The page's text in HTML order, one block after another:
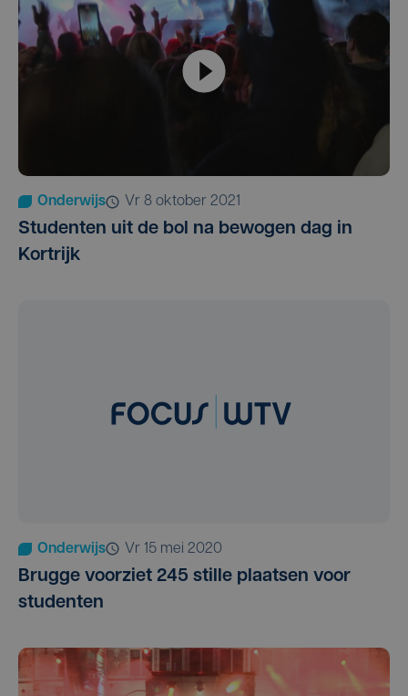
Onderwijs vr 8 oktober 2021
Studenten uit de bol na bewogen dag in
Kortrijk
Onderwijs vr 15 mei 2020
Brugge voorziet 245 stille plaatsen voor
studenten